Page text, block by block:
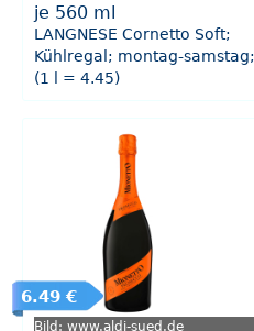
je 560 ml
LANGNESE Cornetto Soft;
Kühlregal; montag-samstag;
(1 l = 4.45)
6.49 €
Bild: www.aldi-sued.de